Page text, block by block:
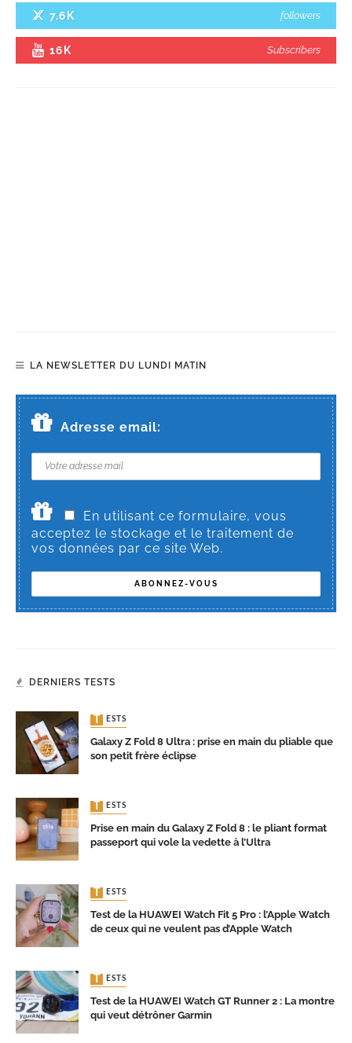
7.6K followers
16K Subscribers
LA NEWSLETTER DU LUNDI MATIN
Adresse email:
En utilisant ce formulaire, vous
acceptez le stockage et le traitement de
vos données par ce site Web.
DERNIERS TESTS
TESTS
Galaxy Z Fold 8 Ultra : prise en main du pliable que
son petit frère éclipse
TESTS
Prise en main du Galaxy Z Fold 8 : le pliant format
passeport qui vole la vedette à l’Ultra
TESTS
Test de la HUAWEI Watch Fit 5 Pro : l’Apple Watch
de ceux qui ne veulent pas d’Apple Watch
TESTS
Test de la HUAWEI Watch GT Runner 2 : La montre
qui veut détrôner Garmin